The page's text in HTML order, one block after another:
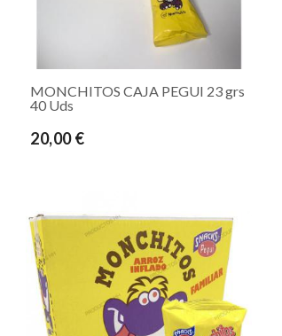
MONCHITOS CAJA PEGUI 23 grs
40 Uds
20,00 €